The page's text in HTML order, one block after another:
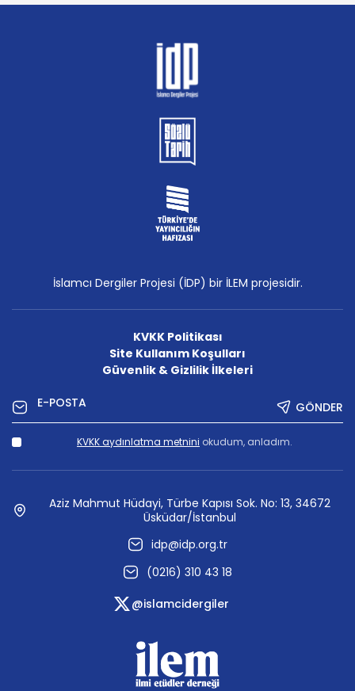
İslamcı Dergiler Projesi (İDP) bir İLEM projesidir.
KVKK Politikası
Site Kullanım Koşulları
Güvenlik & Gizlilik İlkeleri
GÖNDER
KVKK aydınlatma metnini okudum, anladım.
Aziz Mahmut Hüdayi, Türbe Kapısı Sok. No: 13, 34672
Üsküdar/İstanbul
idp@idp.org.tr
(0216) 310 43 18
@islamcidergiler